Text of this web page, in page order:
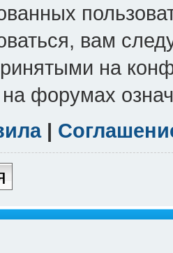
вам
на
на форумах
|